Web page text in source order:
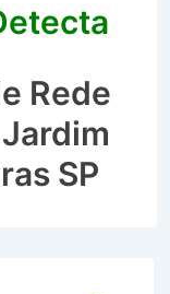
Rede
SP